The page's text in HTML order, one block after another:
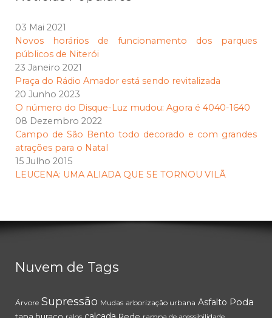
03 Mai 2021
Novos horários de funcionamento dos parques
públicos de Niterói
23 Janeiro 2021
Praça do Rádio Amador está sendo revitalizada
20 Junho 2023
O número do Disque-Luz mudou: Agora é 4040-1640
08 Dezembro 2022
Campo de São Bento todo decorado e com grandes
atrações para o Natal
15 Julho 2015
LEUCENA: UMA ALIADA QUE SE TORNOU VILÃ
Nuvem de Tags
Árvore Supressão Mudas arborização urbana Asfalto Poda